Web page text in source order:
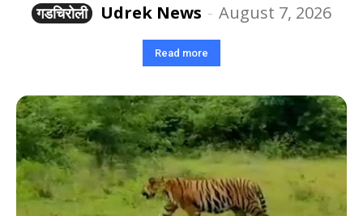
गडचिरोली
Udrek News - August 7, 2026
Read more